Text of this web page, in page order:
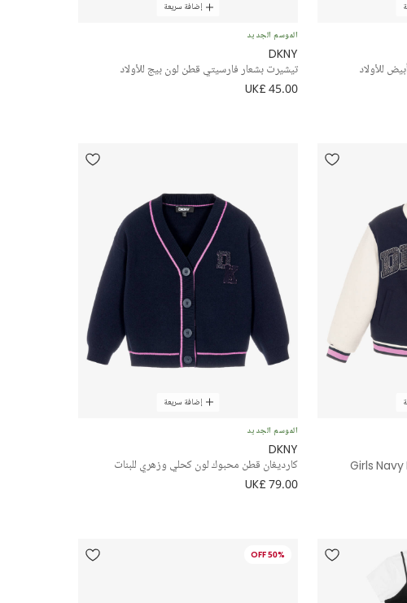
للأولاد
إضافة سريعة
الموسم الجديد
DKNY
تيشيرت بشعار فارسيتي قطن لون بيج للأولاد
UK£ 45.00
Girls
إضافة سريعة
الموسم الجديد
DKNY
كارديغان قطن محبوك لون كحلي وزهري للبنات
UK£ 79.00
50% OFF